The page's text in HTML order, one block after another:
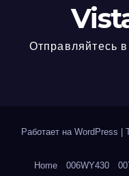
Отправляйтесь
Работает на WordPress
Home 006WY430